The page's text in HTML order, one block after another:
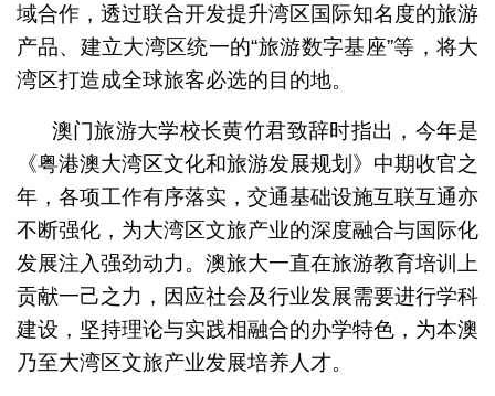
域合作，透过联合开发提升湾区国际知名度的旅游
产品、建立大湾区统一的“旅游数字基座”等，将大
湾区打造成全球旅客必选的目的地。
澳门旅游大学校长黄竹君致辞时指出，今年是
《粤港澳大湾区文化和旅游发展规划》中期收官之
年，各项工作有序落实，交通基础设施互联互通亦
不断强化，为大湾区文旅产业的深度融合与国际化
发展注入强劲动力。澳旅大一直在旅游教育培训上
贡献一己之力，因应社会及行业发展需要进行学科
建设，坚持理论与实践相融合的办学特色，为本澳
乃至大湾区文旅产业发展培养人才。